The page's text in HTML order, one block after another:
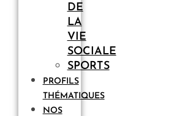
DE
LA
VIE
SOCIALE
SPORTS
PROFILS
THÉMATIQUES
NOS